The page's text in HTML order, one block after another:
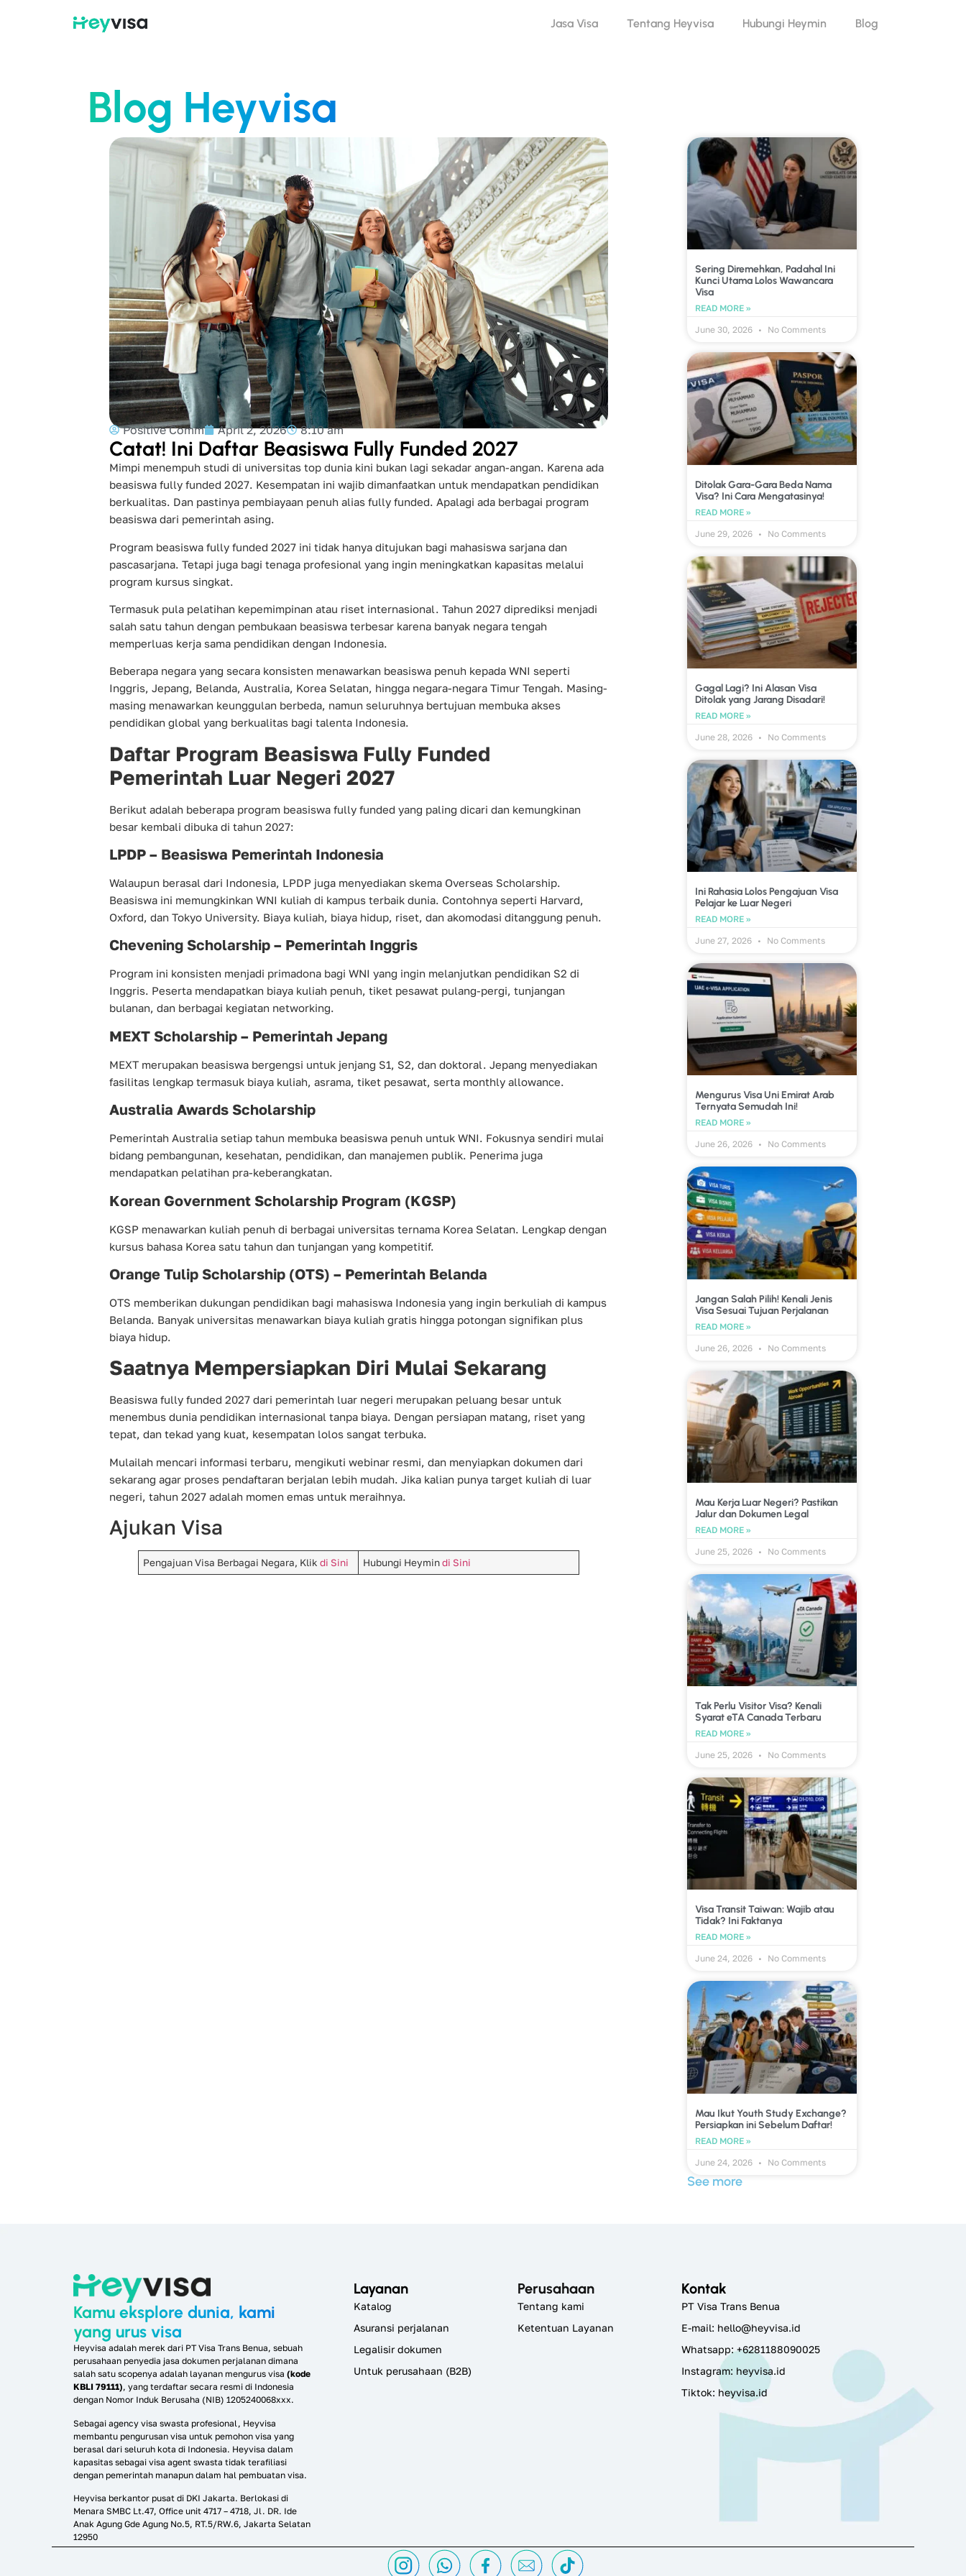
Jasa Visa Tentang Heyvisa Hubungi Heymin Blog
Blog Heyvisa
Positive Comm April 2, 2026 8:10 am
Catat! Ini Daftar Beasiswa Fully Funded 2027
Mimpi menempuh studi di universitas top dunia kini bukan lagi sekadar angan-angan. Karena ada
beasiswa fully funded 2027. Kesempatan ini wajib dimanfaatkan untuk mendapatkan pendidikan
berkualitas. Dan pastinya pembiayaan penuh alias fully funded. Apalagi ada berbagai program
beasiswa dari pemerintah asing.
Program beasiswa fully funded 2027 ini tidak hanya ditujukan bagi mahasiswa sarjana dan
pascasarjana. Tetapi juga bagi tenaga profesional yang ingin meningkatkan kapasitas melalui
program kursus singkat.
Termasuk pula pelatihan kepemimpinan atau riset internasional. Tahun 2027 diprediksi menjadi
salah satu tahun dengan pembukaan beasiswa terbesar karena banyak negara tengah
memperluas kerja sama pendidikan dengan Indonesia.
Beberapa negara yang secara konsisten menawarkan beasiswa penuh kepada WNI seperti
Inggris, Jepang, Belanda, Australia, Korea Selatan, hingga negara-negara Timur Tengah. Masing-
masing menawarkan keunggulan berbeda, namun seluruhnya bertujuan membuka akses
pendidikan global yang berkualitas bagi talenta Indonesia.
Daftar Program Beasiswa Fully Funded
Pemerintah Luar Negeri 2027
Berikut adalah beberapa program beasiswa fully funded yang paling dicari dan kemungkinan
besar kembali dibuka di tahun 2027:
LPDP – Beasiswa Pemerintah Indonesia
Walaupun berasal dari Indonesia, LPDP juga menyediakan skema Overseas Scholarship.
Beasiswa ini memungkinkan WNI kuliah di kampus terbaik dunia. Contohnya seperti Harvard,
Oxford, dan Tokyo University. Biaya kuliah, biaya hidup, riset, dan akomodasi ditanggung penuh.
Chevening Scholarship – Pemerintah Inggris
Program ini konsisten menjadi primadona bagi WNI yang ingin melanjutkan pendidikan S2 di
Inggris. Peserta mendapatkan biaya kuliah penuh, tiket pesawat pulang-pergi, tunjangan
bulanan, dan berbagai kegiatan networking.
MEXT Scholarship – Pemerintah Jepang
MEXT merupakan beasiswa bergengsi untuk jenjang S1, S2, dan doktoral. Jepang menyediakan
fasilitas lengkap termasuk biaya kuliah, asrama, tiket pesawat, serta monthly allowance.
Australia Awards Scholarship
Pemerintah Australia setiap tahun membuka beasiswa penuh untuk WNI. Fokusnya sendiri mulai
bidang pembangunan, kesehatan, pendidikan, dan manajemen publik. Penerima juga
mendapatkan pelatihan pra-keberangkatan.
Korean Government Scholarship Program (KGSP)
KGSP menawarkan kuliah penuh di berbagai universitas ternama Korea Selatan. Lengkap dengan
kursus bahasa Korea satu tahun dan tunjangan yang kompetitif.
Orange Tulip Scholarship (OTS) – Pemerintah Belanda
OTS memberikan dukungan pendidikan bagi mahasiswa Indonesia yang ingin berkuliah di kampus
Belanda. Banyak universitas menawarkan biaya kuliah gratis hingga potongan signifikan plus
biaya hidup.
Saatnya Mempersiapkan Diri Mulai Sekarang
Beasiswa fully funded 2027 dari pemerintah luar negeri merupakan peluang besar untuk
menembus dunia pendidikan internasional tanpa biaya. Dengan persiapan matang, riset yang
tepat, dan tekad yang kuat, kesempatan lolos sangat terbuka.
Mulailah mencari informasi terbaru, mengikuti webinar resmi, dan menyiapkan dokumen dari
sekarang agar proses pendaftaran berjalan lebih mudah. Jika kalian punya target kuliah di luar
negeri, tahun 2027 adalah momen emas untuk meraihnya.
Ajukan Visa
Pengajuan Visa Berbagai Negara, Klikdi Sini Hubungi Heymindi Sini
Sering Diremehkan, Padahal Ini
Kunci Utama Lolos Wawancara
Visa
READ MORE »
June 30, 2026
No Comments
Ditolak Gara-Gara Beda Nama
Visa? Ini Cara Mengatasinya!
READ MORE »
June 29, 2026
No Comments
Gagal Lagi? Ini Alasan Visa
Ditolak yang Jarang Disadari!
READ MORE »
June 28, 2026
No Comments
Ini Rahasia Lolos Pengajuan Visa
Pelajar ke Luar Negeri
READ MORE »
June 27, 2026
No Comments
Mengurus Visa Uni Emirat Arab
Ternyata Semudah Ini!
READ MORE »
June 26, 2026
No Comments
Jangan Salah Pilih! Kenali Jenis
Visa Sesuai Tujuan Perjalanan
READ MORE »
June 26, 2026
No Comments
Mau Kerja Luar Negeri? Pastikan
Jalur dan Dokumen Legal
READ MORE »
June 25, 2026
No Comments
Tak Perlu Visitor Visa? Kenali
Syarat eTA Canada Terbaru
READ MORE »
June 25, 2026
No Comments
Visa Transit Taiwan: Wajib atau
Tidak? Ini Faktanya
READ MORE »
June 24, 2026
No Comments
Mau Ikut Youth Study Exchange?
Persiapkan ini Sebelum Daftar!
READ MORE »
June 24, 2026
No Comments
See more
Kamu eksplore dunia, kami
yang urus visa
Heyvisa adalah merek dari PT Visa Trans Benua, sebuah
perusahaan penyedia jasa dokumen perjalanan dimana
salah satu scopenya adalah layanan mengurus visa (kode
KBLI 79111), yang terdaftar secara resmi di Indonesia
dengan Nomor Induk Berusaha (NIB) 1205240068xxx.
Sebagai agency visa swasta profesional, Heyvisa
membantu pengurusan visa untuk pemohon visa yang
berasal dari seluruh kota di Indonesia. Heyvisa dalam
kapasitas sebagai visa agent swasta tidak terafiliasi
dengan pemerintah manapun dalam hal pembuatan visa.
Heyvisa berkantor pusat di DKI Jakarta. Berlokasi di
Menara SMBC Lt.47, Office unit 4717 – 4718, Jl. DR. Ide
Anak Agung Gde Agung No.5, RT.5/RW.6, Jakarta Selatan
12950
Layanan
Katalog
Asuransi perjalanan
Legalisir dokumen
Untuk perusahaan (B2B)
Perusahaan
Tentang kami
Ketentuan Layanan
Kontak
PT Visa Trans Benua
E-mail: hello@heyvisa.id
Whatsapp: +6281188090025
Instagram: heyvisa.id
Tiktok: heyvisa.id